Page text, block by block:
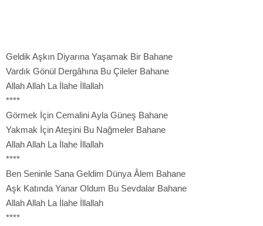
Geldik Aşkın Diyarına Yaşamak Bir Bahane
Vardık Gönül Dergâhına Bu Çileler Bahane
Allah Allah La İlahe İllallah
****
Görmek İçin Cemalini Ayla Güneş Bahane
Yakmak İçin Ateşini Bu Nağmeler Bahane
Allah Allah La İlahe İllallah
****
Ben Seninle Sana Geldim Dünya Âlem Bahane
Aşk Katında Yanar Oldum Bu Sevdalar Bahane
Allah Allah La İlahe İllallah
****